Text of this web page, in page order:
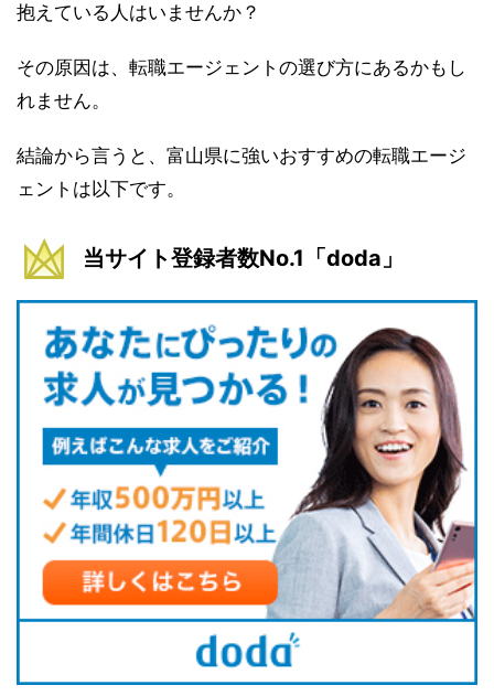
抱えている人はいませんか？
その原因は、転職エージェントの選び方にあるかもし
れません。
結論から言うと、富山県に強いおすすめの転職エージ
ェントは以下です。
当サイト登録者数No.1「doda」